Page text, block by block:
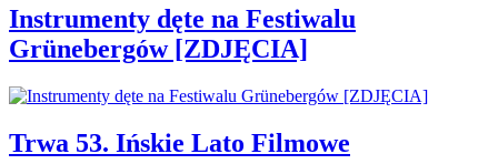
Instrumenty dęte na Festiwalu
Grünebergów [ZDJĘCIA]
Trwa 53. Ińskie Lato Filmowe